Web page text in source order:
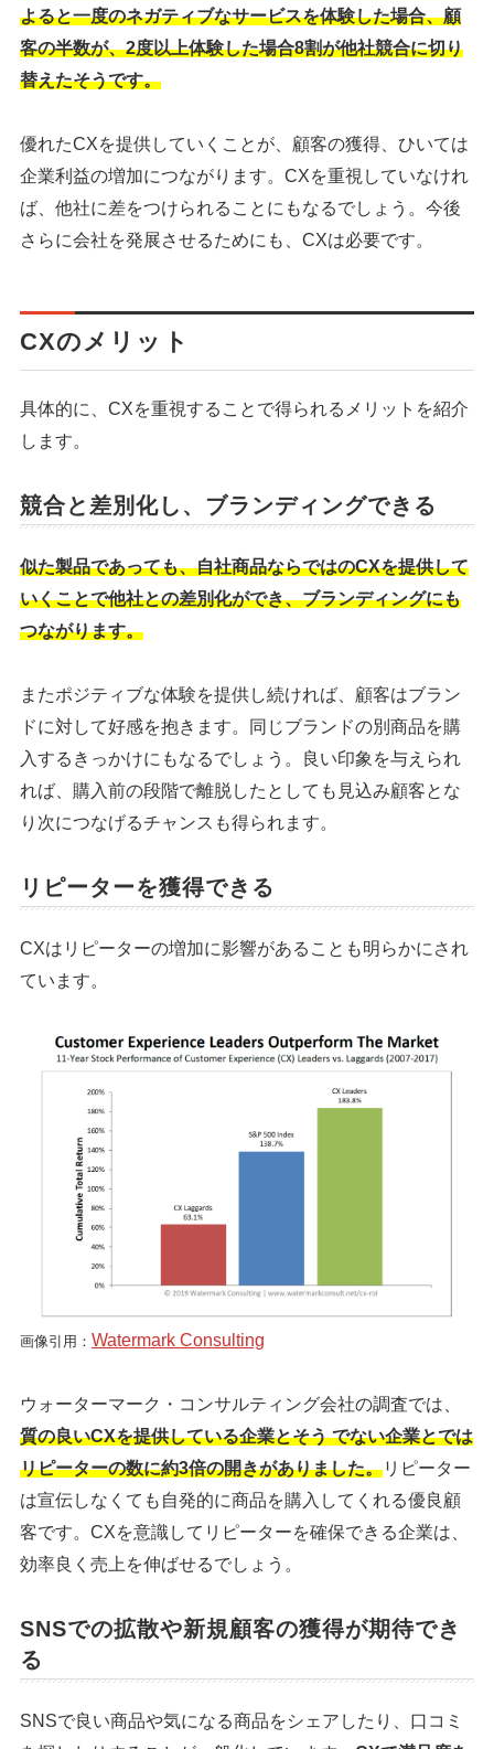
よると一度のネガティブなサービスを体験した場合、顧
客の半数が、2度以上体験した場合8割が他社競合に切り
替えたそうです。
優れたCXを提供していくことが、顧客の獲得、ひいては
企業利益の増加につながります。CXを重視していなけれ
ば、他社に差をつけられることにもなるでしょう。今後
さらに会社を発展させるためにも、CXは必要です。
CXのメリット
具体的に、CXを重視することで得られるメリットを紹介
します。
競合と差別化し、ブランディングできる
似た製品であっても、自社商品ならではのCXを提供して
いくことで他社との差別化ができ、ブランディングにも
つながります。
またポジティブな体験を提供し続ければ、顧客はブラン
ドに対して好感を抱きます。同じブランドの別商品を購
入するきっかけにもなるでしょう。良い印象を与えられ
れば、購入前の段階で離脱したとしても見込み顧客とな
り次につなげるチャンスも得られます。
リピーターを獲得できる
CXはリピーターの増加に影響があることも明らかにされ
ています。
画像引用： Watermark Consulting
ウォーターマーク・コンサルティング会社の調査では、
質の良いCXを提供している企業とそう でない企業とでは
リピーターの数に約3倍の開きがありました。リピーター
は宣伝しなくても自発的に商品を購入してくれる優良顧
客です。CXを意識してリピーターを確保できる企業は、
効率良く売上を伸ばせるでしょう。
SNSでの拡散や新規顧客の獲得が期待でき
る
SNSで良い商品や気になる商品をシェアしたり、口コミ